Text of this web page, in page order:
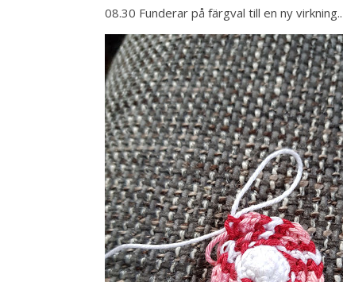
08.30 Funderar på färgval till en ny virkning..